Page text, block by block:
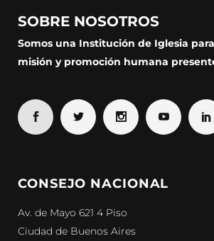
SOBRE NOSOTROS
Somos una Institución de Iglesia
misión y promoción humana
CONSEJO NACIONAL
Av. de Mayo 621 4 Piso
Ciudad de Buenos Aires